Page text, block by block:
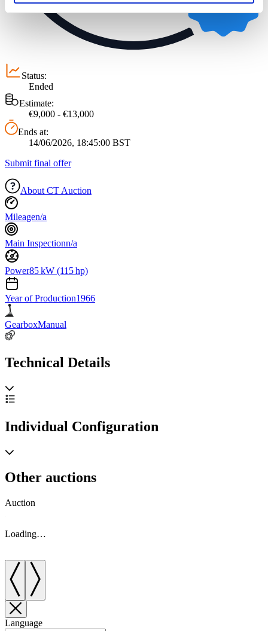
soziale Medien, Werbung und Analysen weiter. Unsere
Partner führen diese Informationen möglicherweise mit
weiteren Daten zusammen, die Sie ihnen bereitgestellt
haben oder die sie im Rahmen Ihrer Nutzung der Dienste
Status:
Ended
Estimate:
€9,000 - €13,000
Ends at:
14/06/2026, 18:45:00 BST
Submit final offer
About CT Auction
Mileagen/a
Main Inspectionn/a
Power85 kW (115 hp)
Year of Production1966
GearboxManual
Technical Details
Individual Configuration
Other auctions
Auction
Loading…
Language